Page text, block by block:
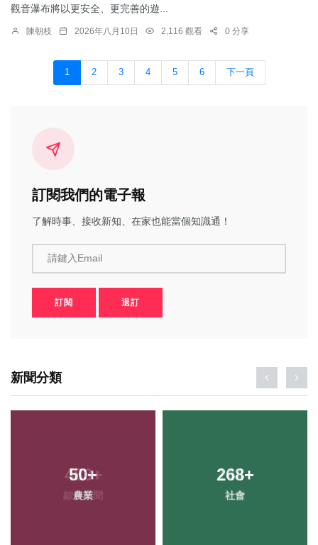
觀音瀑布將以更安全、更完善的遊...
陳朝枝 2026年八月10日 2,116 觀看 0 分享
1 2 3 4 5 6 下一頁
訂閱我們的電子報
了解時事、接收新知、在家也能當個知識通！
請鍵入Email
訂閱 退訂
新聞分類
50+
農業
268+
社會